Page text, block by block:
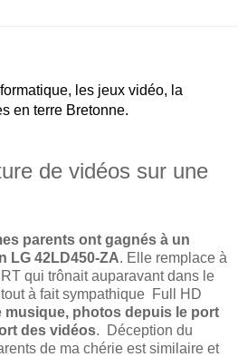
les jeux vidéo, la
en terre Bretonne.
de vidéos sur une
parents ont gagnés à un
LG 42LD450-ZA. Elle remplace à
qui trônait auparavant dans le
à fait sympathique Full HD
musique, photos depuis le port
des vidéos. Déception du
de ma chérie est similaire et